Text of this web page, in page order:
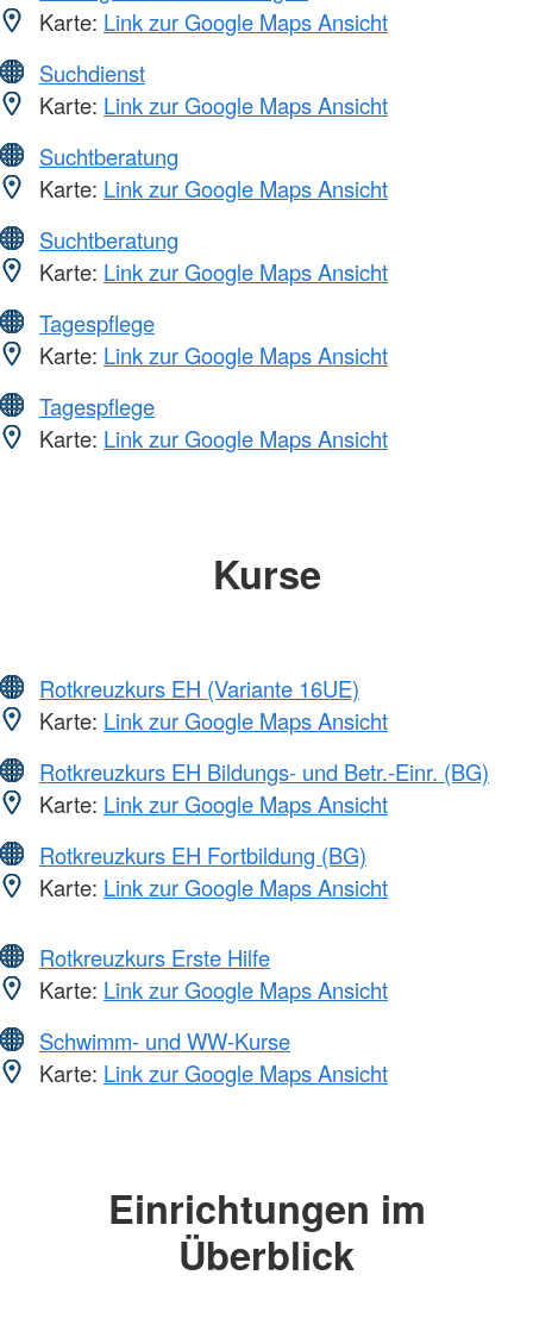
Karte: Link zur Google Maps Ansicht
Suchdienst
Karte: Link zur Google Maps Ansicht
Suchtberatung
Karte: Link zur Google Maps Ansicht
Suchtberatung
Karte: Link zur Google Maps Ansicht
Tagespflege
Karte: Link zur Google Maps Ansicht
Tagespflege
Karte: Link zur Google Maps Ansicht
Kurse
Rotkreuzkurs EH (Variante 16UE)
Karte: Link zur Google Maps Ansicht
Rotkreuzkurs EH Bildungs- und Betr.-Einr. (BG)
Karte: Link zur Google Maps Ansicht
Rotkreuzkurs EH Fortbildung (BG)
Karte: Link zur Google Maps Ansicht
Rotkreuzkurs Erste Hilfe
Karte: Link zur Google Maps Ansicht
Schwimm- und WW-Kurse
Karte: Link zur Google Maps Ansicht
Einrichtungen im
Überblick